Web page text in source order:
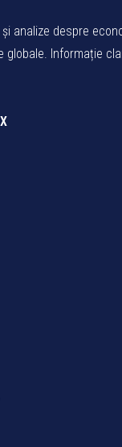
analize despre
globale. Informație